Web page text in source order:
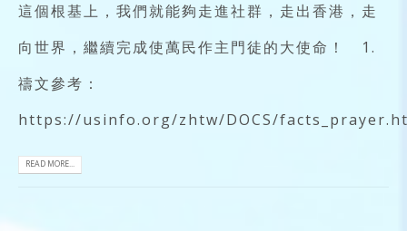
這個根基上，我們就能夠走進社群，走出香港，走
向世界，繼續完成使萬民作主門徒的大使命！ 1.
禱文參考：
https://usinfo.org/zhtw/DOCS/
READ MORE...